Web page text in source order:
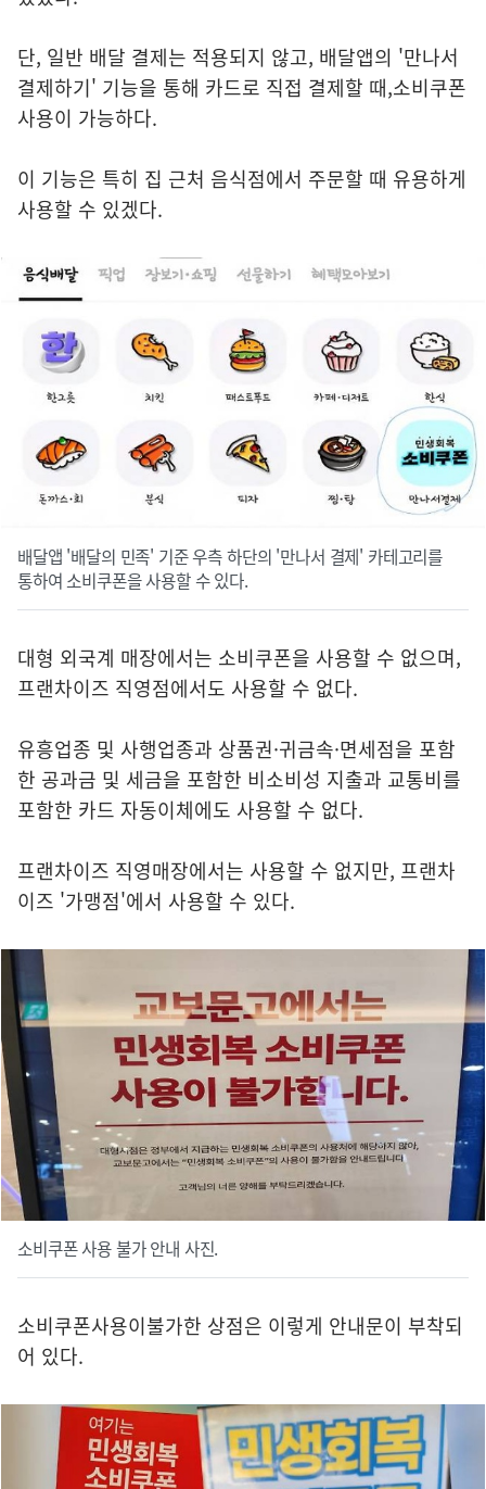
단, 일반 배달 결제는 적용되지 않고, 배달앱의 '만나서
결제하기' 기능을 통해 카드로 직접 결제할 때,소비쿠폰
사용이 가능하다.
이 기능은 특히 집 근처 음식점에서 주문할 때 유용하게
사용할 수 있겠다.
배달앱 '배달의 민족' 기준 우측 하단의 '만나서 결제' 카테고리를
통하여 소비쿠폰을 사용할 수 있다.
대형 외국계 매장에서는 소비쿠폰을 사용할 수 없으며,
프랜차이즈 직영점에서도 사용할 수 없다.
유흥업종 및 사행업종과 상품권·귀금속·면세점을 포함
한 공과금 및 세금을 포함한 비소비성 지출과 교통비를
포함한 카드 자동이체에도 사용할 수 없다.
프랜차이즈 직영매장에서는 사용할 수 없지만, 프랜차
이즈 '가맹점'에서 사용할 수 있다.
소비쿠폰 사용 불가 안내 사진.
소비쿠폰사용이불가한 상점은 이렇게 안내문이 부착되
어 있다.